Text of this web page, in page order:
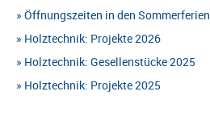
Öffnungszeiten in den Sommerferien
Holztechnik: Projekte 2026
Holztechnik: Gesellenstücke 2025
Holztechnik: Projekte 2025